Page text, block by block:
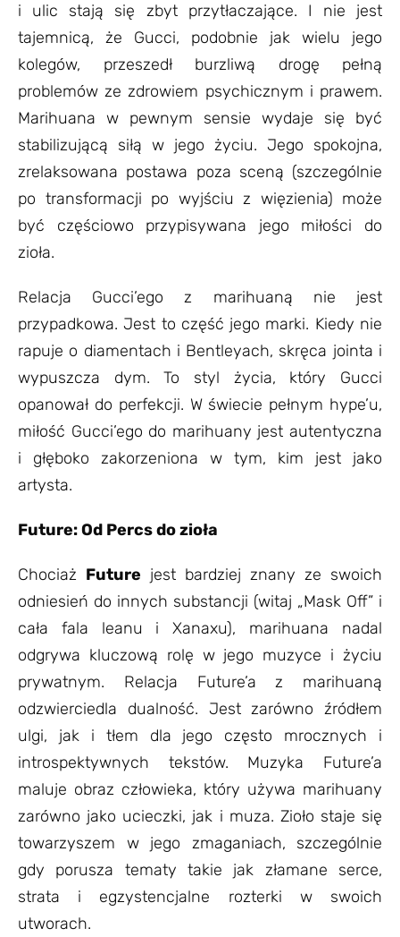
i ulic stają się zbyt przytłaczające. I nie jest
tajemnicą, że Gucci, podobnie jak wielu jego
kolegów, przeszedł burzliwą drogę pełną
problemów ze zdrowiem psychicznym i prawem.
Marihuana w pewnym sensie wydaje się być
stabilizującą siłą w jego życiu. Jego spokojna,
zrelaksowana postawa poza sceną (szczególnie
po transformacji po wyjściu z więzienia) może
być częściowo przypisywana jego miłości do
zioła.
Relacja Gucci’ego z marihuaną nie jest
przypadkowa. Jest to część jego marki. Kiedy nie
rapuje o diamentach i Bentleyach, skręca jointa i
wypuszcza dym. To styl życia, który Gucci
opanował do perfekcji. W świecie pełnym hype’u,
miłość Gucci’ego do marihuany jest autentyczna
i głęboko zakorzeniona w tym, kim jest jako
artysta.
Future: Od Percs do zioła
Chociaż Future jest bardziej znany ze swoich
odniesień do innych substancji (witaj „Mask Off” i
cała fala leanu i Xanaxu), marihuana nadal
odgrywa kluczową rolę w jego muzyce i życiu
prywatnym. Relacja Future’a z marihuaną
odzwierciedla dualność. Jest zarówno źródłem
ulgi, jak i tłem dla jego często mrocznych i
introspektywnych tekstów. Muzyka Future’a
maluje obraz człowieka, który używa marihuany
zarówno jako ucieczki, jak i muza. Zioło staje się
towarzyszem w jego zmaganiach, szczególnie
gdy porusza tematy takie jak złamane serce,
strata i egzystencjalne rozterki w swoich
utworach.